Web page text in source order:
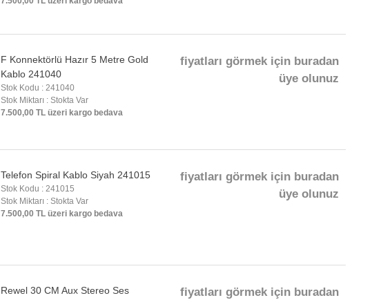
F Konnektörlü Hazır 5 Metre Gold
Kablo 241040
Stok Kodu : 241040
Stok Miktarı : Stokta Var
7.500,00 TL üzeri kargo bedava
fiyatları görmek için buradan
üye olunuz
Telefon Spiral Kablo Siyah 241015
Stok Kodu : 241015
Stok Miktarı : Stokta Var
7.500,00 TL üzeri kargo bedava
fiyatları görmek için buradan
üye olunuz
Rewel 30 CM Aux Stereo Ses
fiyatları görmek için buradan